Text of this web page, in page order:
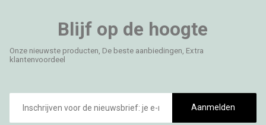
Blijf op de hoogte
Onze nieuwste producten, De beste aanbiedingen, Extra
klantenvoordeel
mailadres
Aanmelden